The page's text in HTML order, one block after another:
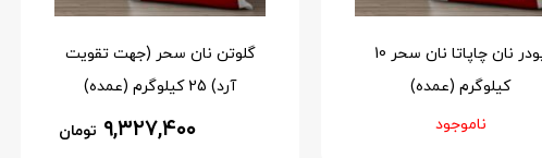
پودر نان چاپاتا نان سحر 10
کیلوگرم (عمده)
ناموجود
گلوتن نان سحر (جهت تقویت
آرد) 25 کیلوگرم (عمده)
۹,۳۲۷,۴۰۰ تومان